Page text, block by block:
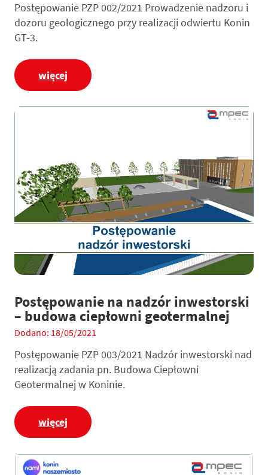
Postępowanie PZP 002/2021 Prowadzenie nadzoru i
dozoru geologicznego przy realizacji odwiertu Konin
GT-3.
więcej
Postępowanie na nadzór inwestorski
– budowa ciepłowni geotermalnej
Dodano: 18/05/2021
Postępowanie PZP 003/2021 Nadzór inwestorski nad
realizacją zadania pn. Budowa Ciepłowni
Geotermalnej w Koninie.
więcej